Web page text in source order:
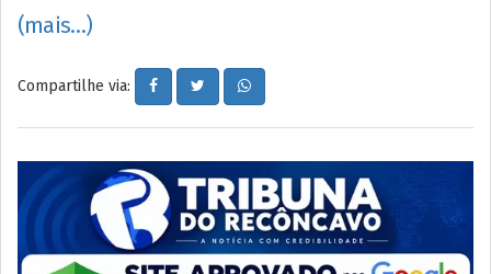
(mais…)
Compartilhe via: